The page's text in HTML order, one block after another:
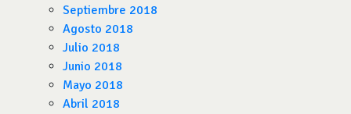
Septiembre 2018
Agosto 2018
Julio 2018
Junio 2018
Mayo 2018
Abril 2018